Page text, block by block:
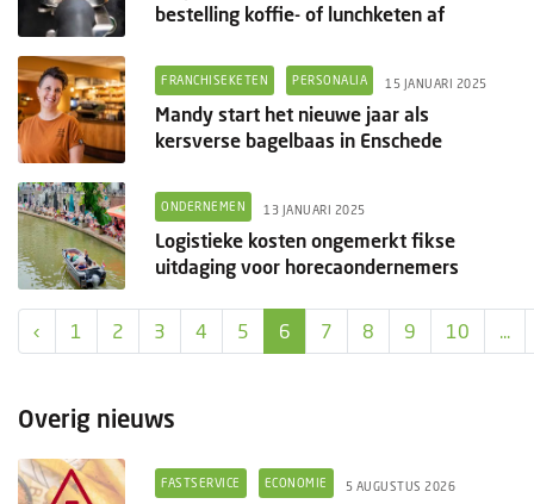
bestelling koffie- of lunchketen af
FRANCHISEKETEN PERSONALIA 15 JANUARI 2025
Mandy start het nieuwe jaar als
kersverse bagelbaas in Enschede
ONDERNEMEN 13 JANUARI 2025
Logistieke kosten ongemerkt fikse
uitdaging voor horecaondernemers
‹ 1 2 3 4 5 6 7 8 9 10 ...
Overig nieuws
FASTSERVICE ECONOMIE 5 AUGUSTUS 2026